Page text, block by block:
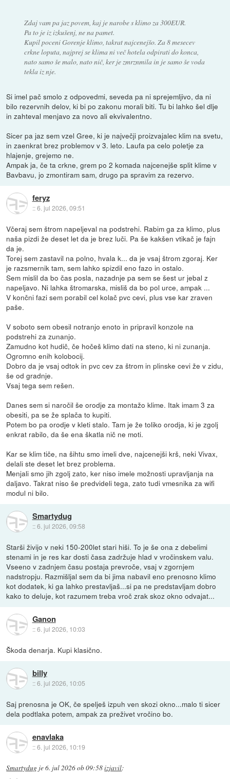
Zdaj vam pa jaz povem, kaj je narobe s klimo za 300EUR.
Pa to je iz izkušenj, ne na pamet.
Kupil poceni Gorenje klimo, takrat najcenejšo. Za 8 mesecev
crkne loputa, najprej se klima ni več hotela odpirati do konca,
nato samo še malo, nato nič, ker je zmrznmila in je samo še voda
tekla iz nje.
Si imel pač smolo z odpovedmi, seveda pa ni sprejemljivo, da ni
bilo rezervnih delov, ki bi po zakonu morali biti. Tu bi lahko šel dlje
in zahteval menjavo za novo ali ekvivalentno.
Sicer pa jaz sem vzel Gree, ki je največji proizvajalec klim na svetu,
in zaenkrat brez problemov v 3. leto. Laufa pa celo poletje za
hlajenje, grejemo ne.
Ampak ja, če ta crkne, grem po 2 komada najcenejše split klime v
Bavbavu, jo zmontiram sam, drugo pa spravim za rezervo.
feryz
::6. jul 2026, 09:51
Včeraj sem štrom napeljeval na podstrehi. Rabim ga za klimo, plus
naša pizdi že deset let da je brez luči. Pa še kakšen vtikač je fajn
da je.
Torej sem zastavil na polno, hvala k... da je vsaj štrom zgoraj. Ker
je razsmernik tam, sem lahko spizdil eno fazo in ostalo.
Sem mislil da bo čas posla, nazadnje pa sem se šest ur jebal z
napeljavo. Ni lahka štromarska, misliš da bo pol urce, ampak ...
V končni fazi sem porabil cel kolač pvc cevi, plus vse kar zraven
paše.
V soboto sem obesil notranjo enoto in pripravil konzole na
podstrehi za zunanjo.
Zamudno kot hudič, če hočeš klimo dati na steno, ki ni zunanja.
Ogromno enih kolobocij.
Dobro da je vsaj odtok in pvc cev za štrom in plinske cevi že v zidu,
še od gradnje.
Vsaj tega sem rešen.
Danes sem si naročil še orodje za montažo klime. Itak imam 3 za
obesiti, pa se že splača to kupiti.
Potem bo pa orodje v kleti stalo. Tam je že toliko orodja, ki je zgolj
enkrat rabilo, da še ena škatla nič ne moti.
Kar se klim tiče, na šihtu smo imeli dve, najcenejši krš, neki Vivax,
delali ste deset let brez problema.
Menjali smo jih zgolj zato, ker niso imele možnosti upravljanja na
daljavo. Takrat niso še predvideli tega, zato tudi vmesnika za wifi
modul ni bilo.
Smartydug
::6. jul 2026, 09:58
Starši živijo v neki 150-200let stari hiši. To je še ona z debelimi
stenami in je res kar dosti časa zadržuje hlad v vročinskem valu.
Vseeno v zadnjem času postaja prevroče, vsaj v zgornjem
nadstropju. Razmišljal sem da bi jima nabavil eno prenosno klimo
kot dodatek, ki ga lahko prestavljaš...si pa ne predstavljam dobro
kako to deluje, kot razumem treba vroč zrak skoz okno odvajat...
Ganon
::6. jul 2026, 10:03
Škoda denarja. Kupi klasično.
billy
::6. jul 2026, 10:05
Saj prenosna je OK, če spelješ izpuh ven skozi okno...malo ti sicer
dela podtlaka potem, ampak za preživet vročino bo.
enavlaka
::6. jul 2026, 10:19
Smartydug je6. jul 2026 ob 09:58izjavil: